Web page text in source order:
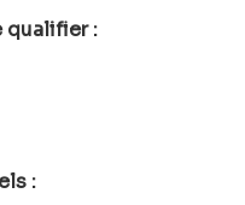
qualifier :
: